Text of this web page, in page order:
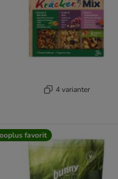
4 varianter
favorit